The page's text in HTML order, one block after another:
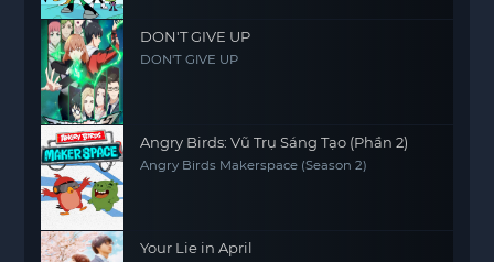
DON'T GIVE UP
DON'T GIVE UP
Angry Birds: Vũ Trụ Sáng Tạo (Phần 2)
Angry Birds Makerspace (Season 2)
Your Lie in April